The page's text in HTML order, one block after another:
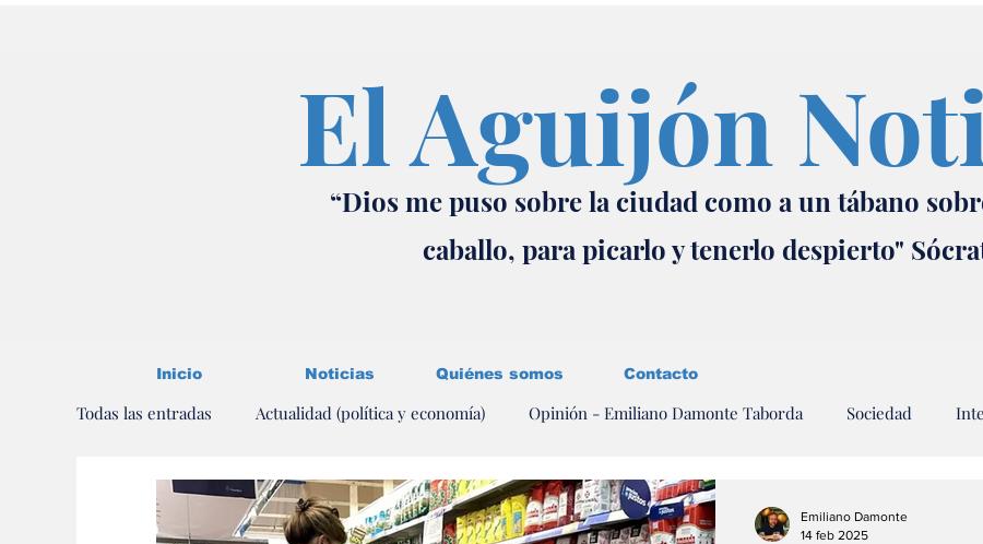
El Aguijón
“Dios me puso sobre la ciudad como a un tábano
caballo, para picarlo y tenerlo despierto"
Todas las entradas Actualidad (política y economía) Opinión - Emiliano Damonte Taborda Sociedad
Ambiente Editorial Economía y Producción #economia #consumo
Emiliano Damonte
14 feb 2025
Inicio Noticias Quiénes somos Contacto